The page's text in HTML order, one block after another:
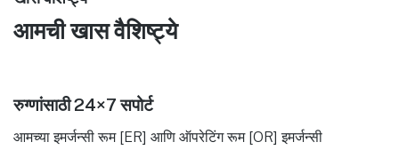
आमची खास वैशिष्ट्ये
रुग्णांसाठी 24×7 सपोर्ट
आमच्या इमर्जन्सी रूम [ER] आणि ऑपरेटिंग रूम [OR] इमर्जन्सी